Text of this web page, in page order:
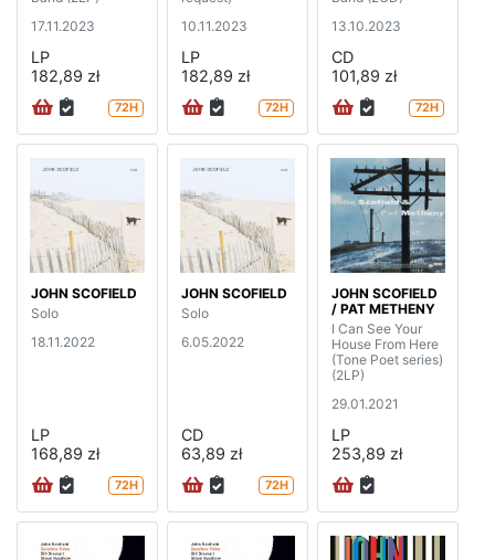
17.11.2023
LP
182,89 zł
72H
10.11.2023
LP
182,89 zł
72H
13.10.2023
CD
101,89 zł
72H
JOHN SCOFIELD
Solo
18.11.2022
LP
168,89 zł
72H
JOHN SCOFIELD
Solo
6.05.2022
CD
63,89 zł
72H
JOHN SCOFIELD
/ PAT METHENY
I Can See Your
House From Here
(Tone Poet series)
(2LP)
29.01.2021
LP
253,89 zł